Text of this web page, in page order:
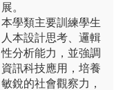
展。
本學類主要訓練學生
人本設計思考、邏輯
性分析能力，並強調
資訊科技應用，培養
敏銳的社會觀察力，